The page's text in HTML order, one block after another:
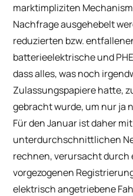
marktimpliziten
Nachfrage ausgehebelt
reduzierten bzw.
batterieelektrische und
dass alles, was noch
Zulassungspapiere hatte,
gebracht wurde, um nur ja
Für den Januar ist daher
unterdurchschnittlichen
rechnen, verursacht durch
vorgezogenen
elektrisch angetriebene